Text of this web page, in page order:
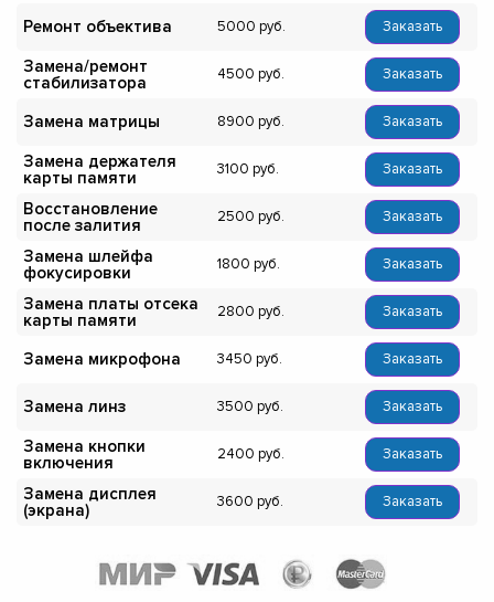
Ремонт объектива 5000 Заказать
Замена/ремонт
стабилизатора
4500 Заказать
Замена матрицы 8900 Заказать
Замена держателя
карты памяти
3100 Заказать
Восстановление
после залития
2500 Заказать
Замена шлейфа
фокусировки
1800 Заказать
Замена платы отсека
карты памяти
2800 Заказать
Замена микрофона 3450 Заказать
Замена линз 3500 Заказать
Замена кнопки
включения
2400 Заказать
Замена дисплея
(экрана)
3600 Заказать